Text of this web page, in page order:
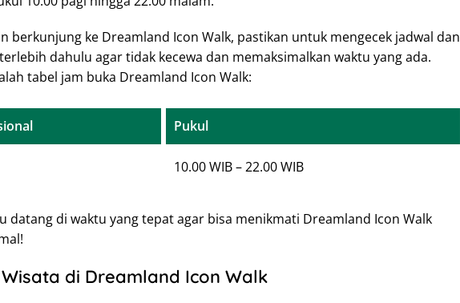
berkunjung ke Dreamland Icon Walk, pastikan untuk mengecek jadwal dan
dahulu agar tidak kecewa dan memaksimalkan waktu yang ada.
tabel jam buka Dreamland Icon Walk:
Pukul
10.00 WIB – 22.00 WIB
datang di waktu yang tepat agar bisa menikmati Dreamland Icon Walk
di Dreamland Icon Walk